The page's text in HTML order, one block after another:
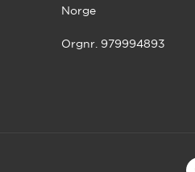
Norge
Orgnr. 979994893